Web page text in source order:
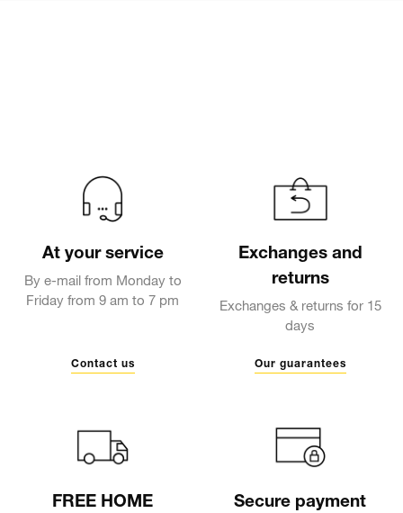
At your service
By e-mail from Monday to
Friday from 9 am to 7 pm
Contact us
Exchanges and
returns
Exchanges & returns for 15
days
Our guarantees
FREE HOME
Secure payment